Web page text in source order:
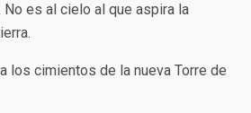
es al cielo al que aspira la
los cimientos de la nueva Torre de